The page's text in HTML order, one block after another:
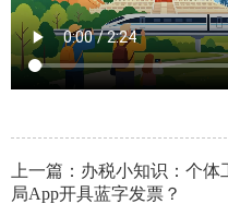
上一篇： 办税小知识：个体
局App开具蓝字发票？